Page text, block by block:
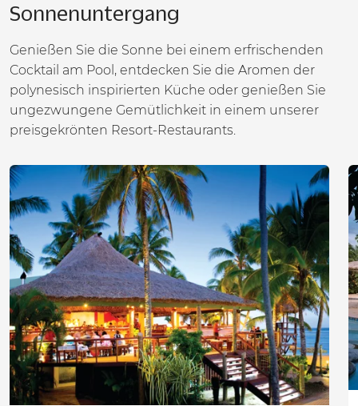
Sonnenuntergang
Genießen Sie die Sonne bei einem erfrischenden
Cocktail am Pool, entdecken Sie die Aromen der
polynesisch inspirierten Küche oder genießen Sie
ungezwungene Gemütlichkeit in einem unserer
preisgekrönten Resort-Restaurants.